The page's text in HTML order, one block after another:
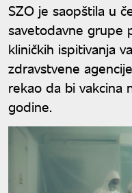
SZO je saopštila u
savetodavne grupe
kliničkih ispitivanja
zdravstvene
rekao da bi vakcina
godine.